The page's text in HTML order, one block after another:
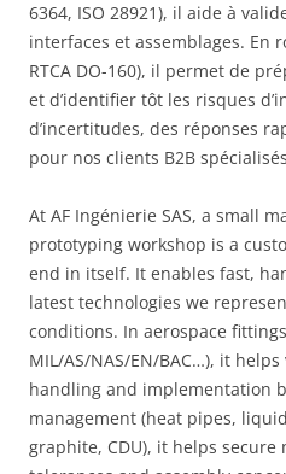
6364, ISO 28921), il aide à
interfaces et assemblages. En
RTCA DO-160), il permet de
et d’identifier tôt les risques
d’incertitudes, des réponses
pour nos clients B2B
At AF Ingénierie SAS, a small
prototyping workshop is a
end in itself. It enables fast,
latest technologies we
conditions. In aerospace
MIL/AS/NAS/EN/BAC…), it
handling and implementation
management (heat pipes,
graphite, CDU), it helps secure